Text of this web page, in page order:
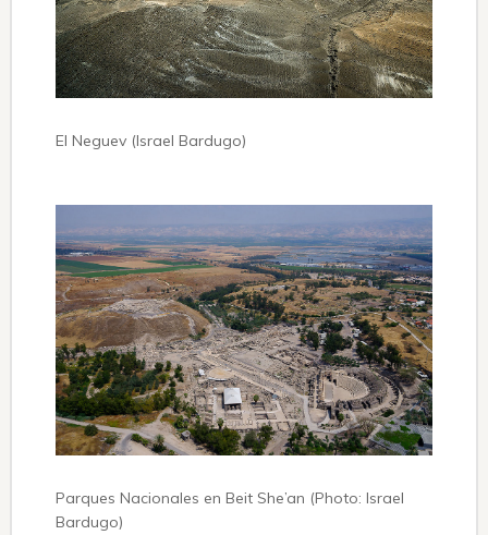
El Neguev (Israel Bardugo)
Parques Nacionales en Beit She’an (Photo: Israel
Bardugo)